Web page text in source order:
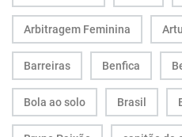
Arbitragem Feminina
Barreiras Benfica
Bola ao solo Brasil